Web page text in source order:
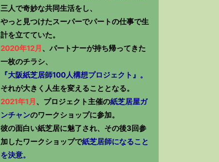
三人で奇妙な共同生活をし、
やっと見つけたスーパーでパートの仕事で生
計を立てていた。
2020年12月、パートナーが持ち帰ってきた
一枚のチラシ、
『大阪紙芝居師100人構想プロジェクト』。
それが大きく人生を変えることとなる。
2021年1月、プロジェクト主催の紙芝居屋ガ
ンチャンのワークショップに参加。
彼の面白い紙芝居に魅了され、その後3回参
加したワークショップで紙芝居師になること
を決意。